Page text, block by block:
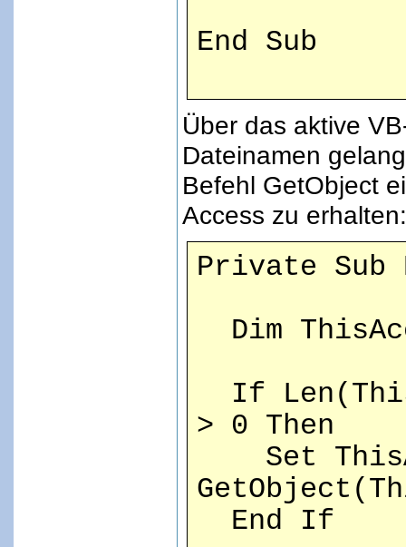
End Sub
Über das aktive
Dateinamen
Befehl GetObject
Access zu erhalten:
Private Sub
Dim
If
> 0 Then
Set
End If